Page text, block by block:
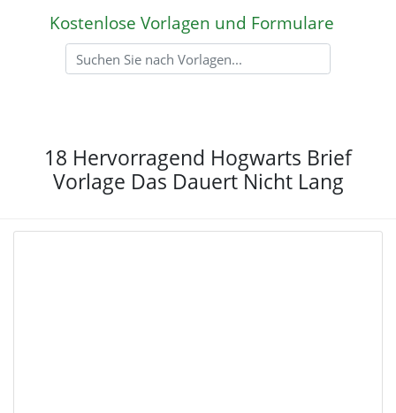
Kostenlose Vorlagen und Formulare
18 Hervorragend Hogwarts Brief
Vorlage Das Dauert Nicht Lang